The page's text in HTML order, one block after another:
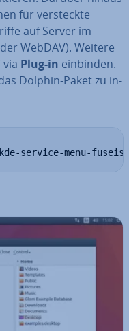
für ver­steck­te
auf Server im
WebDAV). Weitere
Plug-in einbinden.
Dolphin-Paket zu in­
service-menu-fuseiso